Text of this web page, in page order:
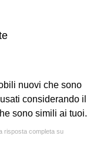
nuovi che sono
considerando il
sono simili ai tuoi.
risposta completa su